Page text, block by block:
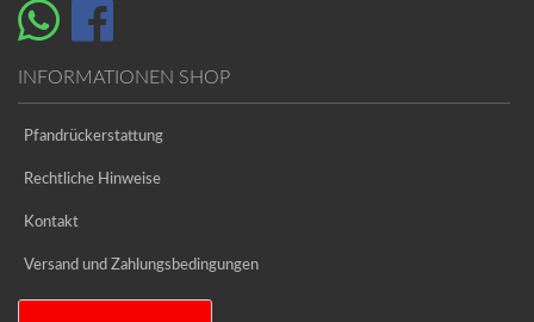
INFORMATIONEN SHOP
Pfandrückerstattung
Rechtliche Hinweise
Kontakt
Versand und Zahlungsbedingungen